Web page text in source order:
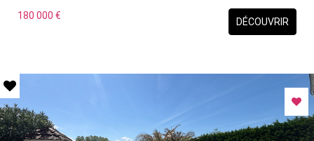
salle d'eau et wc. Combles aménageable pour créer 2
180 000 €
DÉCOUVRIR